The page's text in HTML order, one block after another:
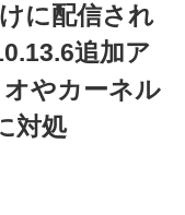
に配信され
追加ア
やカーネル
対処